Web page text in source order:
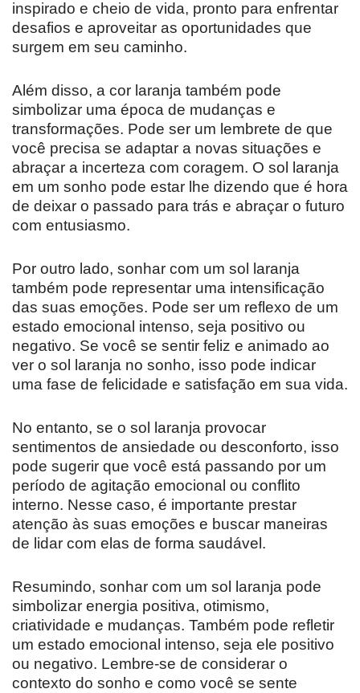
inspirado e cheio de vida, pronto para enfrentar
desafios e aproveitar as oportunidades que
surgem em seu caminho.
Além disso, a cor laranja também pode
simbolizar uma época de mudanças e
transformações. Pode ser um lembrete de que
você precisa se adaptar a novas situações e
abraçar a incerteza com coragem. O sol laranja
em um sonho pode estar lhe dizendo que é hora
de deixar o passado para trás e abraçar o futuro
com entusiasmo.
Por outro lado, sonhar com um sol laranja
também pode representar uma intensificação
das suas emoções. Pode ser um reflexo de um
estado emocional intenso, seja positivo ou
negativo. Se você se sentir feliz e animado ao
ver o sol laranja no sonho, isso pode indicar
uma fase de felicidade e satisfação em sua vida.
No entanto, se o sol laranja provocar
sentimentos de ansiedade ou desconforto, isso
pode sugerir que você está passando por um
período de agitação emocional ou conflito
interno. Nesse caso, é importante prestar
atenção às suas emoções e buscar maneiras
de lidar com elas de forma saudável.
Resumindo, sonhar com um sol laranja pode
simbolizar energia positiva, otimismo,
criatividade e mudanças. Também pode refletir
um estado emocional intenso, seja ele positivo
ou negativo. Lembre-se de considerar o
contexto do sonho e como você se sente